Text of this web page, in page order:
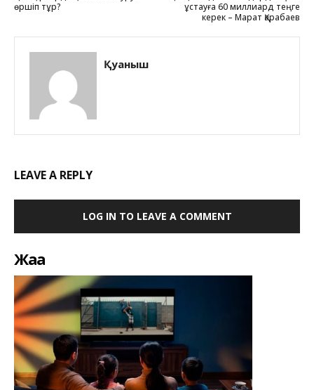
өршіп тұр?
ұстауға 60 миллиард теңге
керек – Марат Қарабаев
Қуаныш
LEAVE A REPLY
LOG IN TO LEAVE A COMMENT
Жаңа